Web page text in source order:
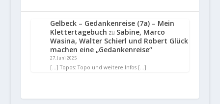
Gelbeck – Gedankenreise (7a) – Mein
Klettertagebuch zu Sabine, Marco
Wasina, Walter Schierl und Robert Glück
machen eine „Gedankenreise“
27. Juni 2025
[…] Topos: Topo und weitere Infos […]